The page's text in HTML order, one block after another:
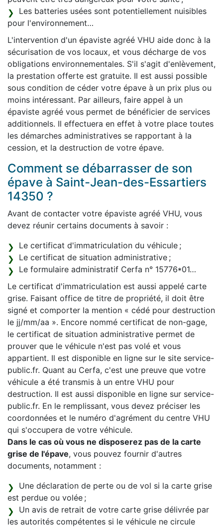
Les batteries usées sont potentiellement nuisibles
pour l'environnement…
L'intervention d'un épaviste agréé VHU aide donc à la
sécurisation de vos locaux, et vous décharge de vos
obligations environnementales. S'il s'agit d'enlèvement,
la prestation offerte est gratuite. Il est aussi possible
sous condition de céder votre épave à un prix plus ou
moins intéressant. Par ailleurs, faire appel à un
épaviste agréé vous permet de bénéficier de services
additionnels. Il effectuera en effet à votre place toutes
les démarches administratives se rapportant à la
cession, et la destruction de votre épave.
Comment se débarrasser de son
épave à Saint-Jean-des-Essartiers
14350 ?
Avant de contacter votre épaviste agréé VHU, vous
devez réunir certains documents à savoir :
Le certificat d'immatriculation du véhicule ;
Le certificat de situation administrative ;
Le formulaire administratif Cerfa n° 15776*01…
Le certificat d'immatriculation est aussi appelé carte
grise. Faisant office de titre de propriété, il doit être
signé et comporter la mention « cédé pour destruction
le jj/mm/aa ». Encore nommé certificat de non-gage,
le certificat de situation administrative permet de
prouver que le véhicule n'est pas volé et vous
appartient. Il est disponible en ligne sur le site service-
public.fr. Quant au Cerfa, c'est une preuve que votre
véhicule a été transmis à un entre VHU pour
destruction. Il est aussi disponible en ligne sur service-
public.fr. En le remplissant, vous devez préciser les
coordonnées et le numéro d'agrément du centre VHU
qui s'occupera de votre véhicule.
Dans le cas où vous ne disposerez pas de la carte
grise de l'épave, vous pouvez fournir d'autres
documents, notamment :
Une déclaration de perte ou de vol si la carte grise
est perdue ou volée ;
Un avis de retrait de votre carte grise délivrée par
les autorités compétentes si le véhicule ne circule